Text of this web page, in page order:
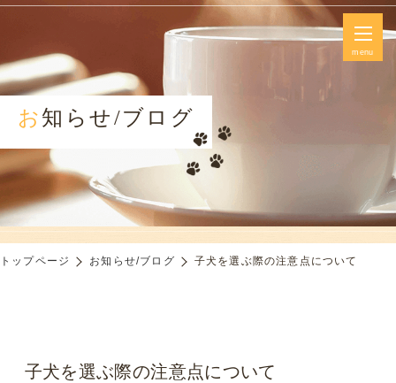
menu
お知らせ/ブログ
トップページ お知らせ/ブログ 子犬を選ぶ際の注意点について
子犬を選ぶ際の注意点について